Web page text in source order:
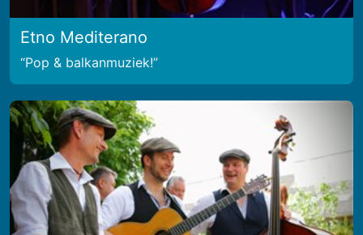
Etno Mediterano
Pop & balkanmuziek!